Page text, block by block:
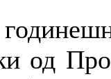
од